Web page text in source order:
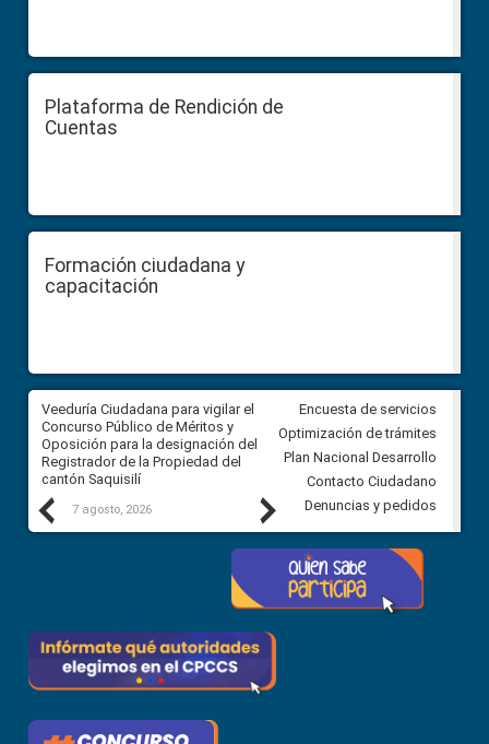
Plataforma de Rendición de
Cuentas
Formación ciudadana y
capacitación
Previous
Veeduría Ciudadana para vigilar el
Concurso Público de Méritos y
Oposición para la designación del
Registrador de la Propiedad del
cantón Saquisilí
7 agosto, 2026
Veeduría Ciudadana para
construcción del asfaltado de
diferentes barrios del sector
Ballenita del cantón Santa
7 agosto, 2026
Next
Encuesta de servicios
Optimización de trámites
Plan Nacional Desarrollo
Contacto Ciudadano
Denuncias y pedidos